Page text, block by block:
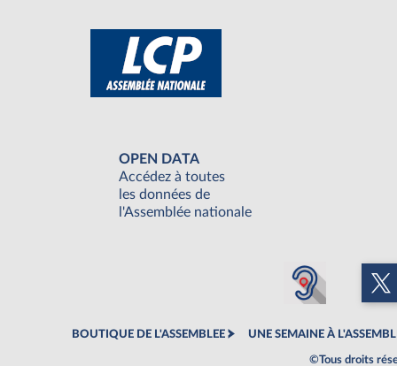
OPEN DATA
Accédez à toutes
les données de
l'Assemblée nationale
BOUTIQUE DE L'ASSEMBLEE UNE SEMAINE À
©Tous droits